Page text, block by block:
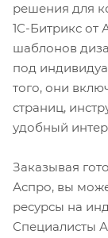
решения для
1С-Битрикс от
шаблонов
под
того, они
страниц,
удобный
Заказывая
Аспро, вы
ресурсы на
Специалисты